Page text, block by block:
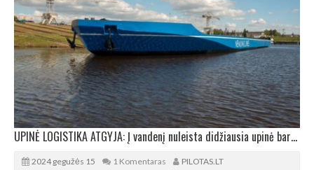
UPINĖ LOGISTIKA ATGYJA: Į vandenį nuleista didžiausia upinė barža Baltijos šalyse
2024 gegužės 15 1 Komentaras PILOTAS.LT